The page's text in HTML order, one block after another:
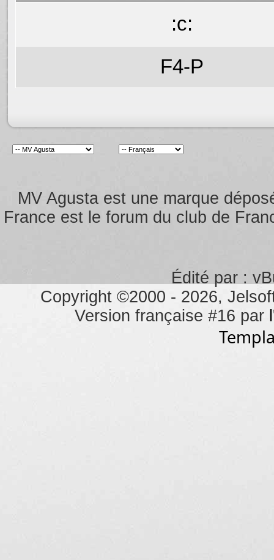
:c:
F4-P
MV Agusta est une marque
France est le forum du club de
Édité par :
Copyright ©2000 - 2026,
Version française #16 par